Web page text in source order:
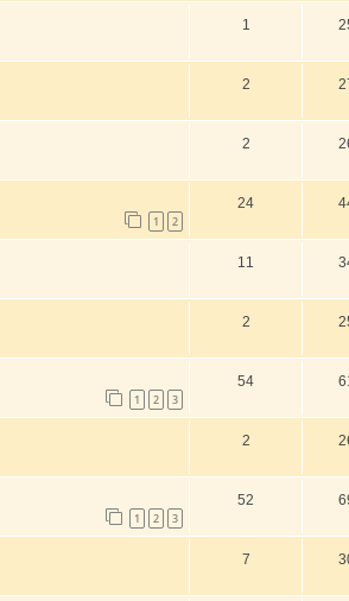
1
2
2
1 2
24
11
2
1 2 3
54
2
1 2 3
52
7